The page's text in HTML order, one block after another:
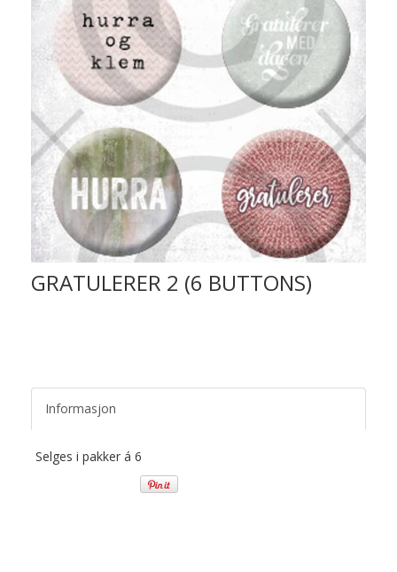
GRATULERER 2 (6 BUTTONS)
Informasjon
Selges i pakker á 6